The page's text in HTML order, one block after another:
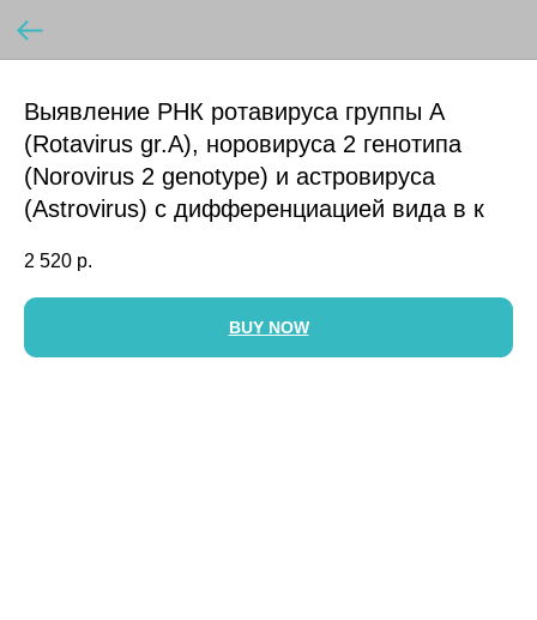
Выявление РНК ротавируса группы A
(Rotavirus gr.A), норовируса 2 генотипа
(Norovirus 2 genotype) и астровируса
(Astrovirus) с дифференциацией вида в к
2 520 р.
BUY NOW